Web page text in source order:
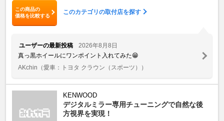
この商品の
価格を比較する
このカテゴリの取付店を探す
ユーザーの最新投稿
2026年8月8日
真っ黒ホイールにワンポイント入れてみた😁
AKchin （愛車：トヨタ クラウン（スポーツ））
KENWOOD
デジタルミラー専用チューニングで自然な後
方視界を実現！